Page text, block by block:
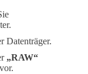
Datenträger.
„RAW“